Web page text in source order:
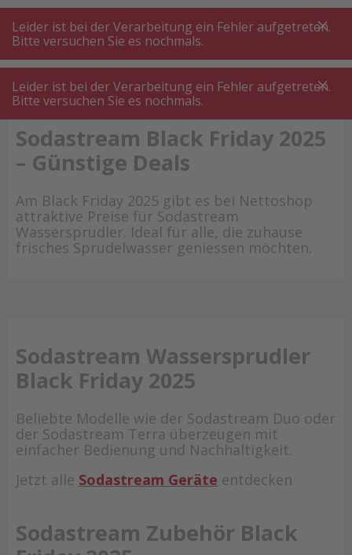
A +++
A+++
A +++
A+++
MyPost
MyPost
MENÜ SUCHE
Sodastream Black Friday 2025
– Günstige Deals
Am Black Friday 2025 gibt es bei Nettoshop
attraktive Preise für Sodastream
Wassersprudler. Ideal für alle, die zuhause
frisches Sprudelwasser geniessen möchten.
Sodastream Wassersprudler
Black Friday 2025
Beliebte Modelle wie der Sodastream Duo oder
der Sodastream Terra überzeugen mit
einfacher Bedienung und Nachhaltigkeit.
Jetzt alle Sodastream Geräte entdecken
Sodastream Zubehör Black
Leider ist bei der Verarbeitung ein Fehler aufgetreten.
Bitte versuchen Sie es nochmals.
Leider ist bei der Verarbeitung ein Fehler aufgetreten.
Bitte versuchen Sie es nochmals.